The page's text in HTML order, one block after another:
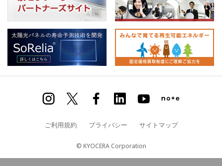
ご利用規約 プライバシー サイトマップ
© KYOCERA Corporation